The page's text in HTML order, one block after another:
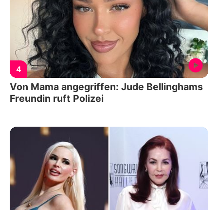
4
Von Mama angegriffen: Jude Bellinghams
Freundin ruft Polizei